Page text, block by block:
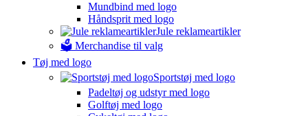
Mundbind med logo
Håndsprit med logo
Jule reklameartikler
🗳️ Merchandise til valg
Tøj med logo
Sportstøj med logo
Padeltøj og udstyr med logo
Golftøj med logo